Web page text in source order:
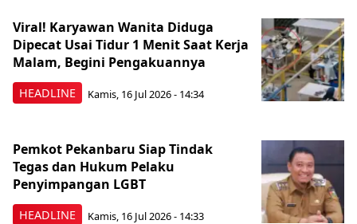
HEADLINE
Viral! Karyawan Wanita Diduga
Dipecat Usai Tidur 1 Menit Saat Kerja
Malam, Begini Pengakuannya
Kamis, 16 Jul 2026 - 14:34
HEADLINE
Pemkot Pekanbaru Siap Tindak
Tegas dan Hukum Pelaku
Penyimpangan LGBT
Kamis, 16 Jul 2026 - 14:33